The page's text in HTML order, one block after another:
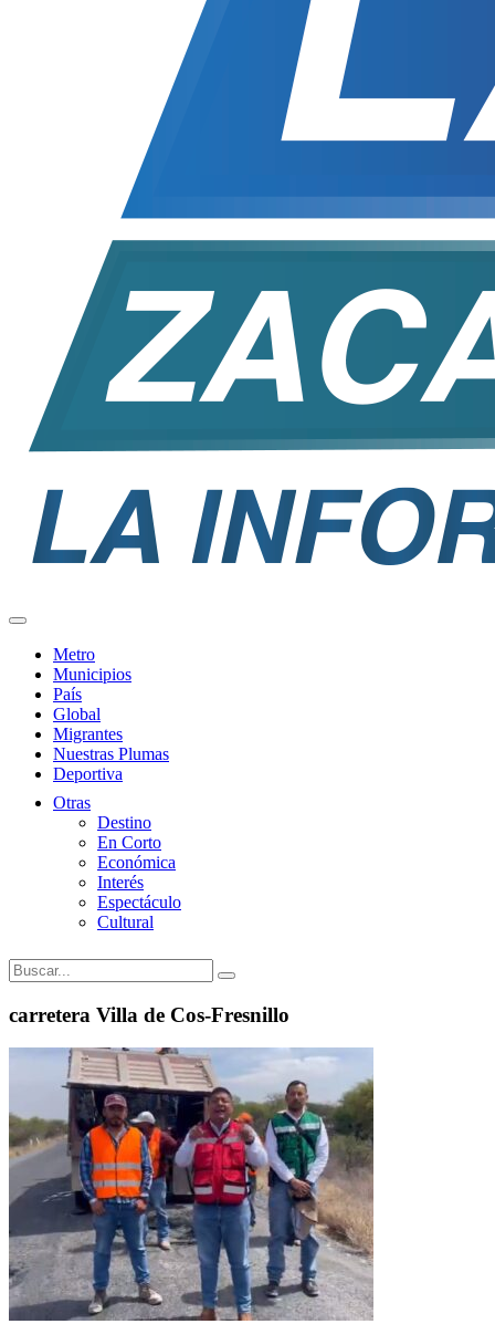
Metro
Municipios
País
Global
Migrantes
Nuestras Plumas
Deportiva
Otras
Destino
En Corto
Económica
Interés
Espectáculo
Cultural
carretera Villa de Cos-Fresnillo